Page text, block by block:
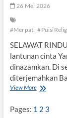
26 Mei 2026
#Merpati
SELAWAT
lantunan cinta
dinazamkan. Di
diterjemahkan
View MoreM
R
P
Pages: 1 2 3